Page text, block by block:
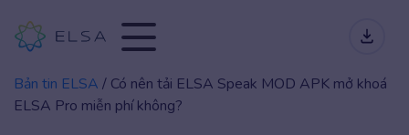
Bản tin ELSA / Có nên tải ELSA Speak MOD APK mở khoá
ELSA Pro miễn phí không?